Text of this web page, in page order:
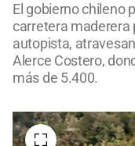
El gobierno chileno
carretera maderera
autopista,
Alerce Costero,
más de 5.400.